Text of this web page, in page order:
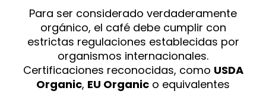
Para ser considerado verdaderamente
orgánico, el café debe cumplir con
estrictas regulaciones establecidas por
organismos internacionales.
Certificaciones reconocidas, como USDA
Organic, EU Organic o equivalentes